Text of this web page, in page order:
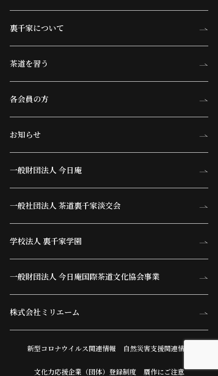
裏千家について
茶道を習う
各会員の方
お知らせ
一般財団法人 今日庵
一般社団法人 茶道裏千家淡交会
学校法人 裏千家学園
一般財団法人 今日庵国際茶道文化協会事業
株式会社ミリエーム
新型コロナウイルス関連情報 自然災害支援関連情報
文化力応援企業（団体）登録制度 贋作にご注意